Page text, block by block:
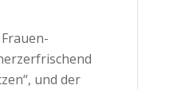
und der